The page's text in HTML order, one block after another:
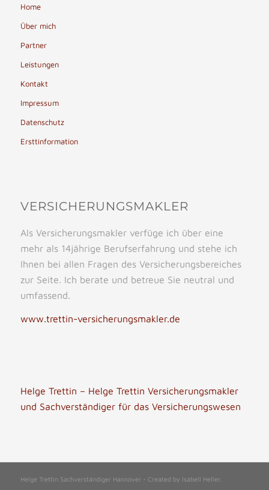
Home
Über mich
Partner
Leistungen
Kontakt
Impressum
Datenschutz
Ersttinformation
VERSICHERUNGSMAKLER
Als Versicherungsmakler verfüge ich über eine
mehr als 14jährige Berufserfahrung und stehe ich
Ihnen bei allen Fragen des Versicherungsbereiches
zur Seite. Ich berate und betreue Sie neutral und
umfassend.
www.trettin-versicherungsmakler.de
Helge Trettin – Helge Trettin Versicherungsmakler
und Sachverständiger für das Versicherungswesen
Helge Trettin Sachverständiger Hannover - Created by Isabell Heller.